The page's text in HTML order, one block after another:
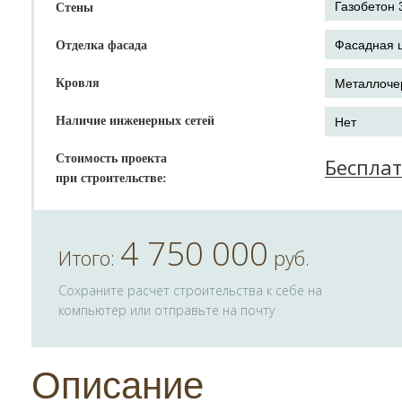
Стены
Отделка фасада
Кровля
Наличие инженерных сетей
Стоимость проекта
при строительстве:
Итого: 4 750 000 руб.
Сохраните расчет строительства к себе на
компьютер или отправьте на почту
Описание